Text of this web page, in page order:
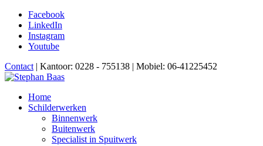
Facebook
LinkedIn
Instagram
Youtube
Contact | Kantoor: 0228 - 755138 | Mobiel: 06-41225452
Home
Schilderwerken
Binnenwerk
Buitenwerk
Specialist in Spuitwerk